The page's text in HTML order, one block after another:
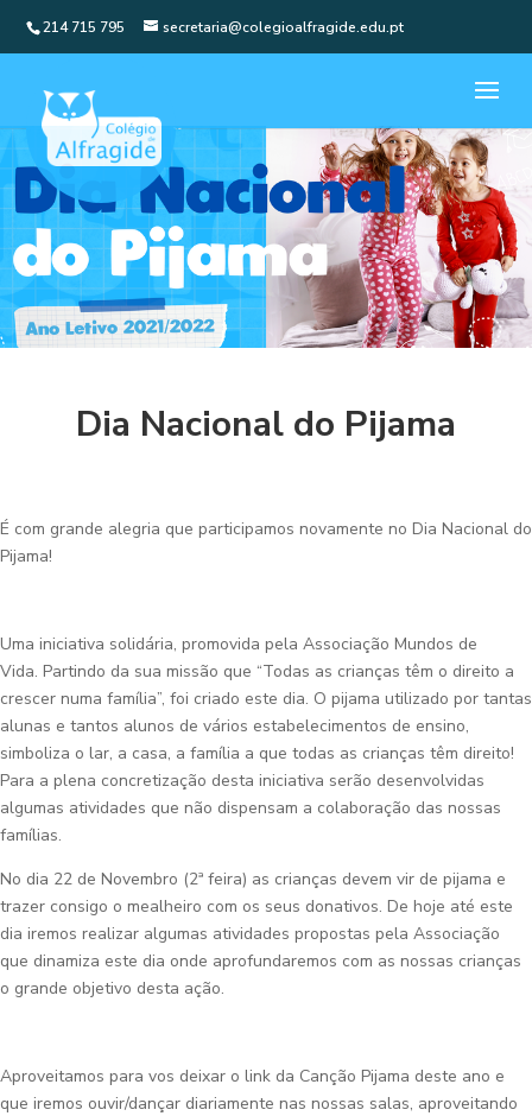
214 715 795 secretaria@colegioalfragide.edu.pt
Dia Nacional do Pijama
É com grande alegria que participamos novamente no Dia Nacional do
Pijama!
Uma iniciativa solidária, promovida pela Associação Mundos de
Vida. Partindo da sua missão que “Todas as crianças têm o direito a
crescer numa família”, foi criado este dia. O pijama utilizado por tantas
alunas e tantos alunos de vários estabelecimentos de ensino,
simboliza o lar, a casa, a família a que todas as crianças têm direito!
Para a plena concretização desta iniciativa serão desenvolvidas
algumas atividades que não dispensam a colaboração das nossas
famílias.
No dia 22 de Novembro (2ª feira) as crianças devem vir de pijama e
trazer consigo o mealheiro com os seus donativos. De hoje até este
dia iremos realizar algumas atividades propostas pela Associação
que dinamiza este dia onde aprofundaremos com as nossas crianças
o grande objetivo desta ação.
Aproveitamos para vos deixar o link da Canção Pijama deste ano e
que iremos ouvir/dançar diariamente nas nossas salas, aproveitando